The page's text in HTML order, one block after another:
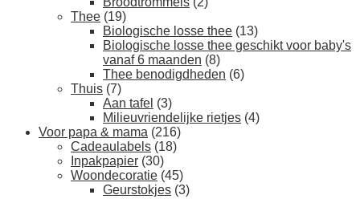
Thee (19)
Biologische losse thee (13)
Biologische losse thee geschikt voor baby's
vanaf 6 maanden (8)
Thee benodigdheden (6)
Thuis (7)
Aan tafel (3)
Milieuvriendelijke rietjes (4)
Voor papa & mama (216)
Cadeaulabels (18)
Inpakpapier (30)
Woondecoratie (45)
Geurstokjes (3)